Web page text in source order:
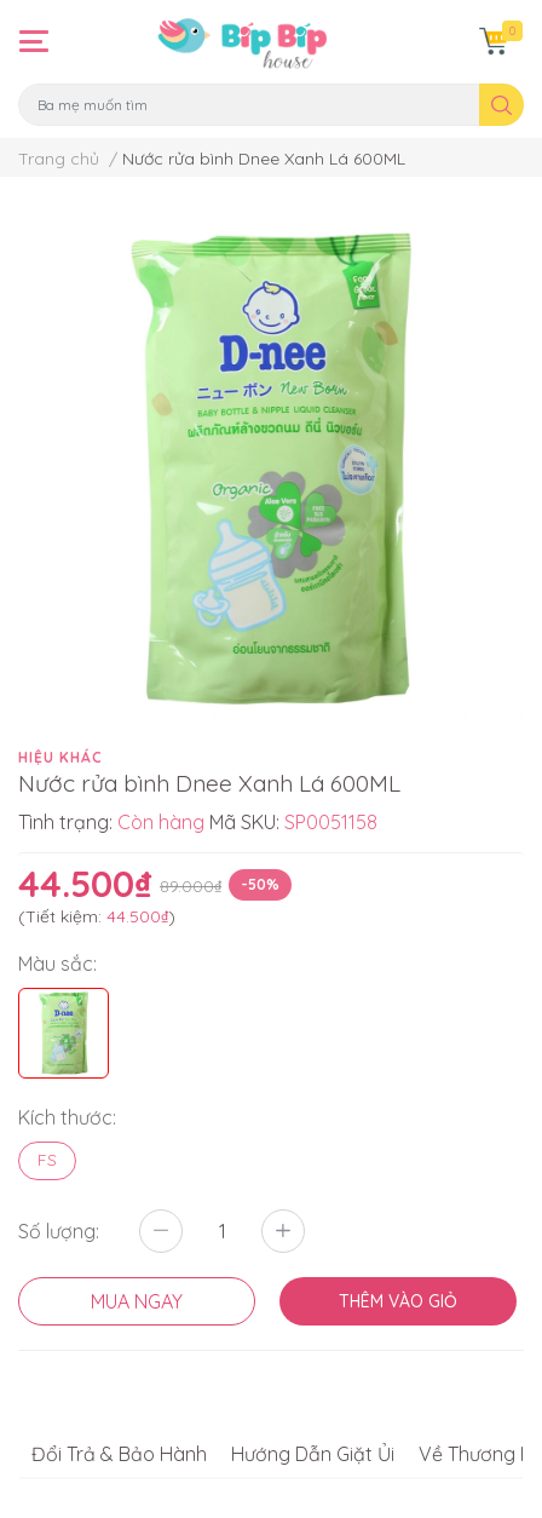
0
Trang chủ / Nước rửa bình Dnee Xanh Lá 600ML
HIỆU KHÁC
Nước rửa bình Dnee Xanh Lá 600ML
Tình trạng: Còn hàng Mã SKU: SP0051158
44.500₫ 89.000₫ -50%
(Tiết kiệm: 44.500₫)
Màu sắc:
Kích thước:
FS
Số lượng:
MUA NGAY THÊM VÀO GIỎ
Đổi Trả & Bảo Hành Hướng Dẫn Giặt Ủi Về Thương